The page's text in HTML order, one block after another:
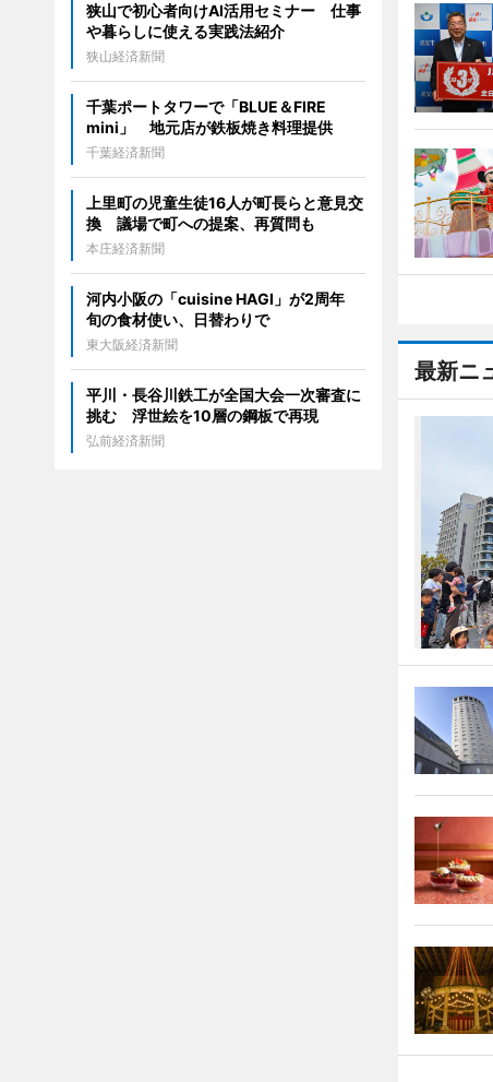
最新ニ
狭山で初心者向けAI活用セミナー 仕事
や暮らしに使える実践法紹介
狭山経済新聞
千葉ポートタワーで「BLUE＆FIRE
mini」 地元店が鉄板焼き料理提供
千葉経済新聞
上里町の児童生徒16人が町長らと意見交
換 議場で町への提案、再質問も
本庄経済新聞
河内小阪の「cuisine HAGI」が2周年
旬の食材使い、日替わりで
東大阪経済新聞
平川・長谷川鉄工が全国大会一次審査に
挑む 浮世絵を10層の鋼板で再現
弘前経済新聞